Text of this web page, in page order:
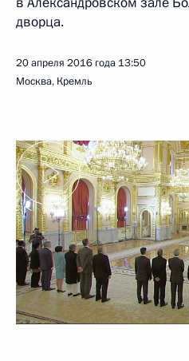
дворца.
20 апреля 2016 года 13:50
Москва, Кремль